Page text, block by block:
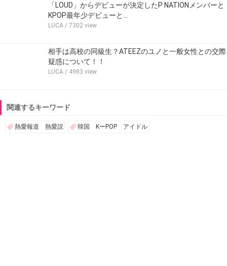
「LOUD」からデビューが決定したP NATIONメンバーと
KPOP最年少デビューと…
LUCA / 7302 view
相手は高校の同級生？ATEEZのユノと一般女性との交際
疑惑について！！
LUCA / 4983 view
関連するキーワード
熱愛報道 熱愛説 韓国 KーPOP アイドル